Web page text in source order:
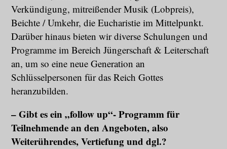
Verkündigung, mitreißender Musik (Lobpreis),
Beichte / Umkehr, die Eucharistie im Mittelpunkt.
Darüber hinaus bieten wir diverse Schulungen und
Programme im Bereich Jüngerschaft & Leiterschaft
an, um so eine neue Generation an
Schlüsselpersonen für das Reich Gottes
heranzubilden.
– Gibt es ein „follow up“- Programm für
Teilnehmende an den Angeboten, also
Weiterührendes, Vertiefung und dgl.?